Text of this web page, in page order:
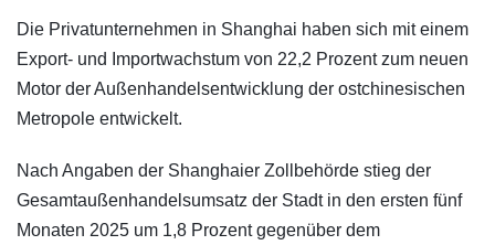
Die Privatunternehmen in Shanghai haben sich mit einem
Export- und Importwachstum von 22,2 Prozent zum neuen
Motor der Außenhandelsentwicklung der ostchinesischen
Metropole entwickelt.
Nach Angaben der Shanghaier Zollbehörde stieg der
Gesamtaußenhandelsumsatz der Stadt in den ersten fünf
Monaten 2025 um 1,8 Prozent gegenüber dem